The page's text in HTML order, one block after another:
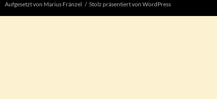
Aufgesetzt von Marius Fränzel Stolz präsentiert von WordPress